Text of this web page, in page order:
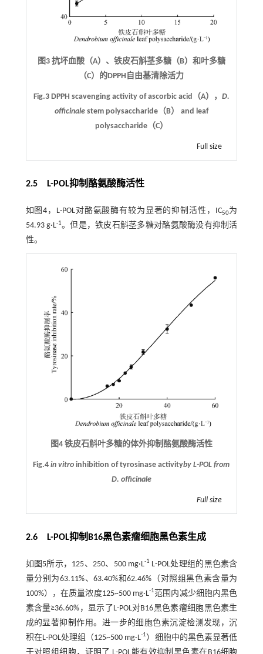
图3 抗坏血酸（A）、铁皮石斛茎多糖（B）和叶多糖
（C）的DPPH自由基清除活力
Fig.3 DPPH scavenging activity of ascorbic acid（A）， D.
officinalestem polysaccharide（B） and leaf
polysaccharide（C）
Full size
2.5 L-POL抑制酪氨酸酶活性
如 图4 ，L-POL对酪氨酸酶有较为显著的抑制活性，IC50为
54.93 g·L-1。但是，铁皮石斛茎多糖对酪氨酸酶没有抑制活
性。
图4 铁皮石斛叶多糖的体外抑制酪氨酸酶活性
Fig.4in vitro inhibition of tyrosinase activityby L-POL from
D. officinale
Full size
2.6 L-POL抑制B16黑色素瘤细胞黑色素生成
如 图5所示，125、250、500 mg·L-1 L-POL处理组的黑色素含
量分别为63.11%、63.40%和62.46%（对照组黑色素含量为
100%），在质量浓度125~500 mg·L-1范围内减少细胞内黑色
素含量≥36.60%，显示了L-POL对B16黑色素瘤细胞黑色素生
成的显著抑制作用。进一步的细胞色素沉淀检测发现，沉
积在L-POL处理组（125~500 mg·L-1）细胞中的黑色素显著低